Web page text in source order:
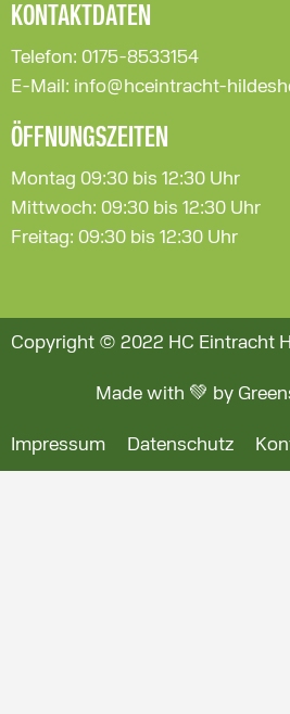
KONTAKTDATEN
Telefon: 0175-8533154
E-Mail: info@hceintracht-
ÖFFNUNGSZEITEN
Montag 09:30 bis 12:30 Uhr
Mittwoch: 09:30 bis 12:30 Uhr
Freitag: 09:30 bis 12:30 Uhr
Copyright © 2022 HC Eintracht
Made with 💚 by
Impressum Datenschutz